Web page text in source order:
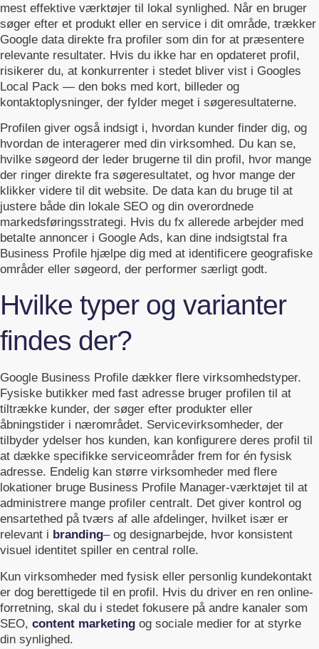
mest effektive værktøjer til lokal synlighed. Når en bruger
søger efter et produkt eller en service i dit område, trækker
Google data direkte fra profiler som din for at præsentere
relevante resultater. Hvis du ikke har en opdateret profil,
risikerer du, at konkurrenter i stedet bliver vist i Googles
Local Pack — den boks med kort, billeder og
kontaktoplysninger, der fylder meget i søgeresultaterne.
Profilen giver også indsigt i, hvordan kunder finder dig, og
hvordan de interagerer med din virksomhed. Du kan se,
hvilke søgeord der leder brugerne til din profil, hvor mange
der ringer direkte fra søgeresultatet, og hvor mange der
klikker videre til dit website. De data kan du bruge til at
justere både din lokale SEO og din overordnede
markedsføringsstrategi. Hvis du fx allerede arbejder med
betalte annoncer i Google Ads, kan dine indsigtstal fra
Business Profile hjælpe dig med at identificere geografiske
områder eller søgeord, der performer særligt godt.
Hvilke typer og varianter
findes der?
Google Business Profile dækker flere virksomhedstyper.
Fysiske butikker med fast adresse bruger profilen til at
tiltrække kunder, der søger efter produkter eller
åbningstider i nærområdet. Servicevirksomheder, der
tilbyder ydelser hos kunden, kan konfigurere deres profil til
at dække specifikke serviceområder frem for én fysisk
adresse. Endelig kan større virksomheder med flere
lokationer bruge Business Profile Manager-værktøjet til at
administrere mange profiler centralt. Det giver kontrol og
ensartethed på tværs af alle afdelinger, hvilket især er
relevant i branding– og designarbejde, hvor konsistent
visuel identitet spiller en central rolle.
Kun virksomheder med fysisk eller personlig kundekontakt
er dog berettigede til en profil. Hvis du driver en ren online-
forretning, skal du i stedet fokusere på andre kanaler som
SEO, content marketing og sociale medier for at styrke
din synlighed.